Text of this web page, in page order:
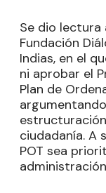
Se dio lectura
Fundación
Indias, en el
ni aprobar el
Plan de
ciudadanía. A
POT sea